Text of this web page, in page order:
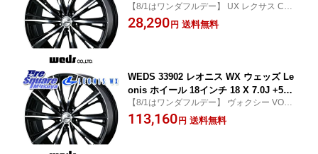
5穴 114.3 ホイールのみ 1本価格 eビタ
ーラ C-HR 90系ノア/ヴォクシー 60系プ
デッセ
【8/1はワンダフルデー】 UX レクサス C-H
R (CHR) ヴォクシー VOXY ノア NOAH エ
スティマ プリウス・プリウスPHV エクスト
28,290円 送料無料
WEDS 33902 レオニス WX ウェッズ Le
onis ホイール 18インチ 18 X 7.0J +53
5穴 114.3 ホイールのみ 4本価格 80系ノ
ア/ヴォクシー 60系プリウス E52エルグ
【8/1はワンダフルデー】 ヴォクシー VOXY
ノア NOAH プリウス・プリウスPHV エル
グランド 日産
113,160円 送料無料